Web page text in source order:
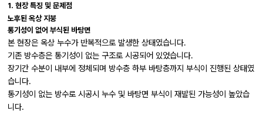
1. 현장 특징 및 문제점
노후된 옥상 지붕
통기성이 없어 부식된 바탕면
본 현장은 옥상 누수가 반복적으로 발생한 상태였습니다.
기존 방수층은 통기성이 없는 구조로 시공되어 있었습니다.
장기간 수분이 내부에 정체되며 방수층 하부 바탕층까지 부식이 진행된 상태였
습니다.
통기성이 없는 방수로 시공시 누수 및 바탕면 부식이 재발된 가능성이 높았습
니다.